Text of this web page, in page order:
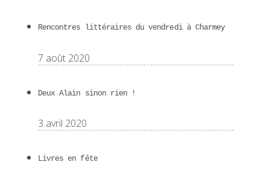
Rencontres littéraires du vendredi à Charmey
7 août 2020
Deux Alain sinon rien !
3 avril 2020
Livres en fête